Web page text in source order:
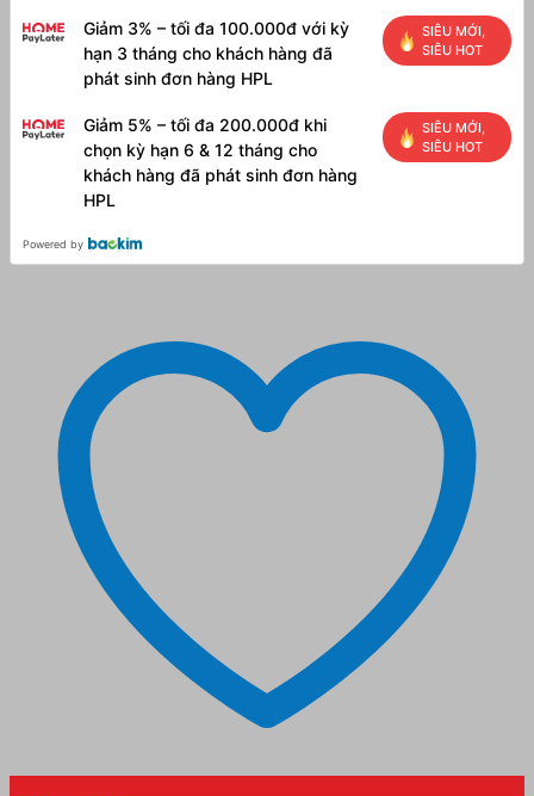
Giảm 3% – tối đa 100.000đ với kỳ
hạn 3 tháng cho khách hàng đã
phát sinh đơn hàng HPL
SIÊU MỚI,
SIÊU HOT
Giảm 5% – tối đa 200.000đ khi
chọn kỳ hạn 6 & 12 tháng cho
khách hàng đã phát sinh đơn hàng
HPL
SIÊU MỚI,
SIÊU HOT
Powered by